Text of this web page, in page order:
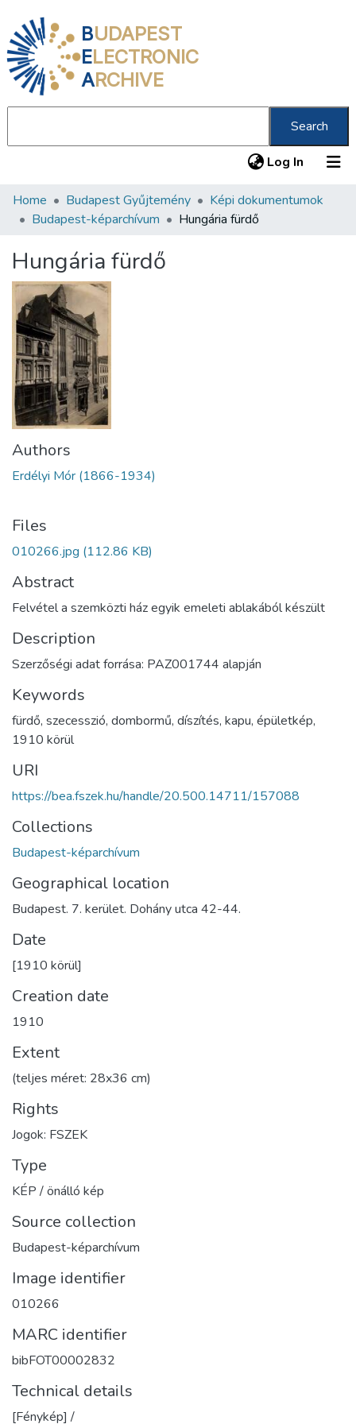
BUDAPEST
ELECTRONIC
ARCHIVE
Search
Log In (current)
Communities & Collections
Statistics
About us
Home Budapest Gyűjtemény
Képi dokumentumok
Budapest-képarchívum
Hungária fürdő
Hungária fürdő
Authors
Erdélyi Mór (1866-1934)
Files
010266.jpg (112.86 KB)
Abstract
Felvétel a szemközti ház egyik emeleti ablakából készült
Description
Szerzőségi adat forrása: PAZ001744 alapján
Keywords
fürdő, szecesszió, dombormű, díszítés, kapu, épületkép,
1910 körül
URI
https://bea.fszek.hu/handle/20.500.14711/157088
Collections
Budapest-képarchívum
Geographical location
Budapest. 7. kerület. Dohány utca 42-44.
Date
[1910 körül]
Creation date
1910
Extent
(teljes méret: 28x36 cm)
Rights
Jogok: FSZEK
Type
KÉP / önálló kép
Source collection
Budapest-képarchívum
Image identifier
010266
MARC identifier
bibFOT00002832
Technical details
[Fénykép] /